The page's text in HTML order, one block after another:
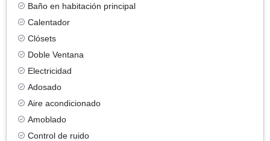
Baño en habitación principal
Calentador
Clósets
Doble Ventana
Electricidad
Adosado
Aire acondicionado
Amoblado
Control de ruido